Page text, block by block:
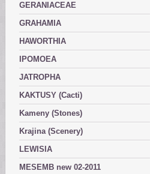
GERANIACEAE
GRAHAMIA
HAWORTHIA
IPOMOEA
JATROPHA
KAKTUSY (Cacti)
Kameny (Stones)
Krajina (Scenery)
LEWISIA
MESEMB new 02-2011